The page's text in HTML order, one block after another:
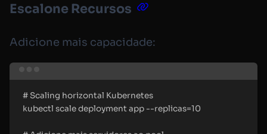
Escalone Recursos
Adicione mais capacidade:
# Scaling horizontal Kubernetes
kubectl scale deployment app --replicas=10